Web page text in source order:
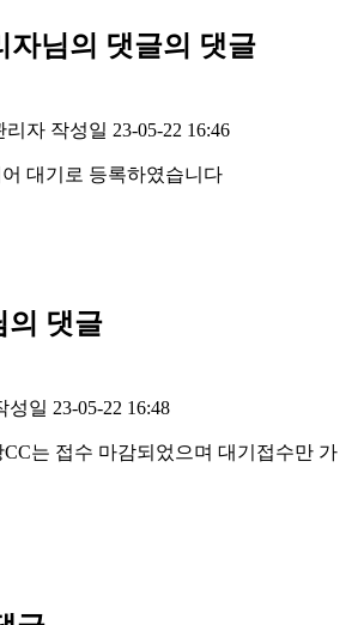
자님의 댓글의 댓글
리자 작성일 23-05-22 16:46
대기로 등록하였습니다
의 댓글
성일 23-05-22 16:48
CC는 접수 마감되었으며 대기접수만 가